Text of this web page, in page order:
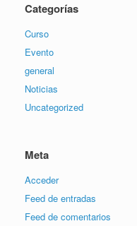
Categorías
Curso
Evento
general
Noticias
Uncategorized
Meta
Acceder
Feed de entradas
Feed de comentarios